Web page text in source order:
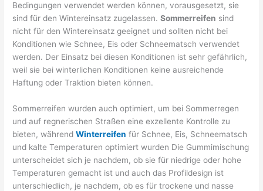
Bedingungen verwendet werden können, vorausgesetzt, sie
sind für den Wintereinsatz zugelassen.Sommerreifen sind
nicht für den Wintereinsatz geeignet und sollten nicht bei
Konditionen wie Schnee, Eis oder Schneematsch verwendet
werden. Der Einsatz bei diesen Konditionen ist sehr gefährlich,
weil sie bei winterlichen Konditionen keine ausreichende
Haftung oder Traktion bieten können.
Sommerreifen wurden auch optimiert, um bei Sommerregen
und auf regnerischen Straßen eine exzellente Kontrolle zu
bieten, währendWinterreifen für Schnee, Eis, Schneematsch
und kalte Temperaturen optimiert wurden Die Gummimischung
unterscheidet sich je nachdem, ob sie für niedrige oder hohe
Temperaturen gemacht ist und auch das Profildesign ist
unterschiedlich, je nachdem, ob es für trockene und nasse